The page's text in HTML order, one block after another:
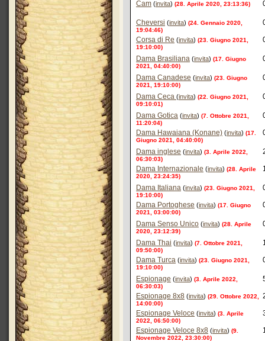
Cam (invita) (28. Aprile 2020, 23:13:36)
Cheversi (invita) (24. Gennaio 2020,
19:04:46)
Corsa di Re (invita) (23. Giugno 2021,
19:10:00)
Dama Brasiliana (invita) (17. Giugno
2021, 04:40:00)
Dama Canadese (invita) (23. Giugno
2021, 19:10:00)
Dama Ceca (invita) (22. Giugno 2021,
09:10:01)
Dama Gotica (invita) (7. Ottobre 2021,
11:20:04)
Dama Hawaiana (Konane) (invita) (17.
Giugno 2021, 04:40:00)
Dama inglese (invita) (3. Aprile 2022,
06:30:03)
Dama Internazionale (invita) (28. Aprile
2020, 23:24:35)
Dama Italiana (invita) (23. Giugno 2021,
19:10:00)
Dama Portoghese (invita) (17. Giugno
2021, 03:00:00)
Dama Senso Unico (invita) (28. Aprile
2020, 23:12:39)
Dama Thai (invita) (7. Ottobre 2021,
09:50:00)
Dama Turca (invita) (23. Giugno 2021,
19:10:00)
Espionage (invita) (3. Aprile 2022,
06:30:03)
Espionage 8x8 (invita) (29. Ottobre 2022,
14:00:00)
Espionage Veloce (invita) (3. Aprile
2022, 06:50:00)
Espionage Veloce 8x8 (invita) (9.
Novembre 2022, 23:30:00)